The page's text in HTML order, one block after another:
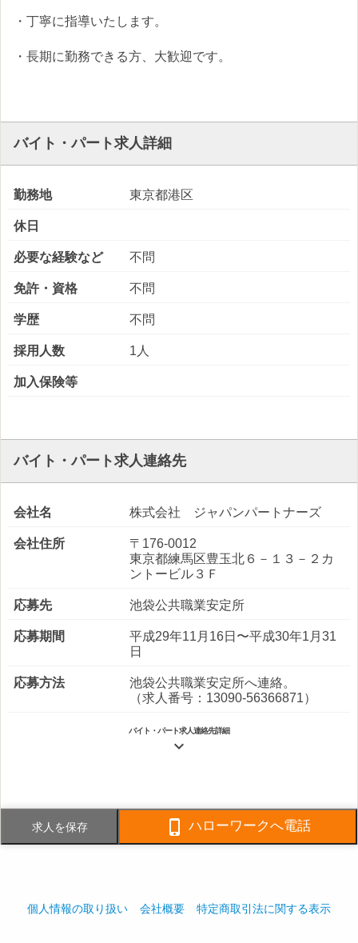
・丁寧に指導いたします。
・長期に勤務できる方、大歓迎です。
バイト・パート求人詳細
勤務地 東京都港区
休日
必要な経験など 不問
免許・資格 不問
学歴 不問
採用人数 1人
加入保険等
バイト・パート求人連絡先
会社名 株式会社 ジャパンパートナーズ
会社住所
〒176-0012
東京都練馬区豊玉北６－１３－２カ
ントービル３Ｆ
応募先 池袋公共職業安定所
応募期間
平成29年11月16日〜平成30年1月31
日
応募方法
池袋公共職業安定所へ連絡。
（求人番号：13090-56366871）
バイト・パート求人連絡先詳細

事業内容
ビルのメンテナンス、清掃、管理業
務
求人を保存  ハローワークへ電話
個人情報の取り扱い 会社概要 特定商取引法に関する表示